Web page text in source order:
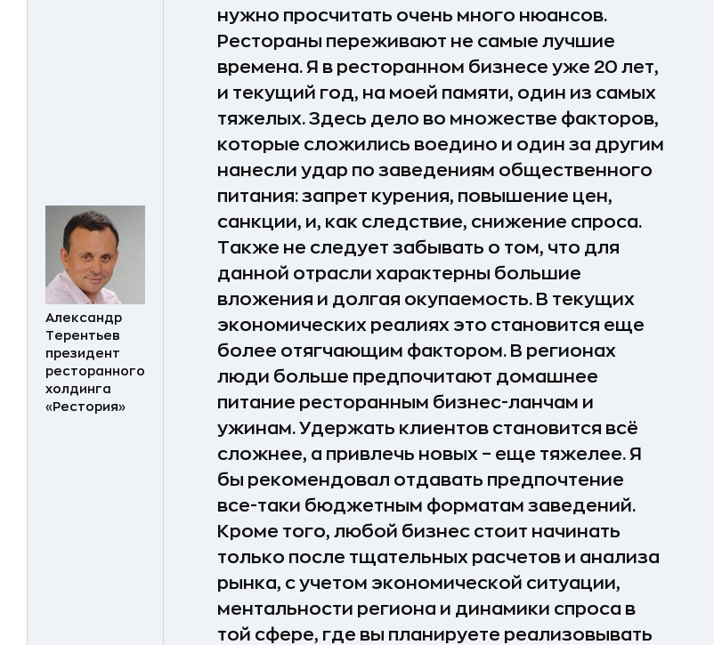
Александр
Терентьев
президент
ресторанного
холдинга
«Рестория»
нужно просчитать очень много нюансов.
Рестораны переживают не самые лучшие
времена. Я в ресторанном бизнесе уже 20 лет,
и текущий год, на моей памяти, один из самых
тяжелых. Здесь дело во множестве факторов,
которые сложились воедино и один за другим
нанесли удар по заведениям общественного
питания: запрет курения, повышение цен,
санкции, и, как следствие, снижение спроса.
Также не следует забывать о том, что для
данной отрасли характерны большие
вложения и долгая окупаемость. В текущих
экономических реалиях это становится еще
более отягчающим фактором. В регионах
люди больше предпочитают домашнее
питание ресторанным бизнес-ланчам и
ужинам. Удержать клиентов становится всё
сложнее, а привлечь новых – еще тяжелее. Я
бы рекомендовал отдавать предпочтение
все-таки бюджетным форматам заведений.
Кроме того, любой бизнес стоит начинать
только после тщательных расчетов и анализа
рынка, с учетом экономической ситуации,
ментальности региона и динамики спроса в
той сфере, где вы планируете реализовывать